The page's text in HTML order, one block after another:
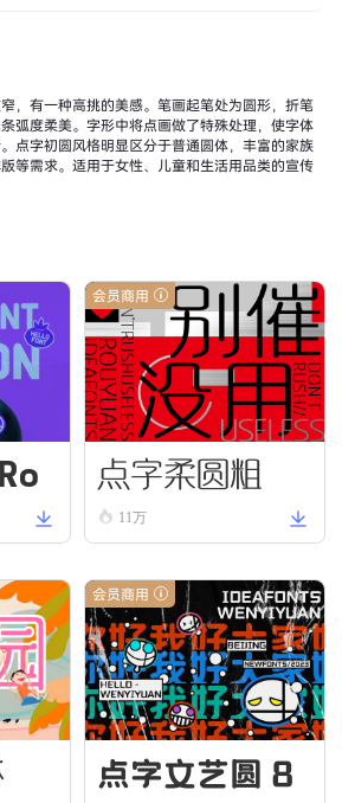
，有一种高挑的美感。笔画起笔处为圆形，折笔
弧度柔美。字形中将点画做了特殊处理，使字体
点字初圆风格明显区分于普通圆体，丰富的家族
等需求。适用于女性、儿童和生活用品类的宣传
会员商用
点字柔圆粗
11万
会员商用
点字文艺圆 8